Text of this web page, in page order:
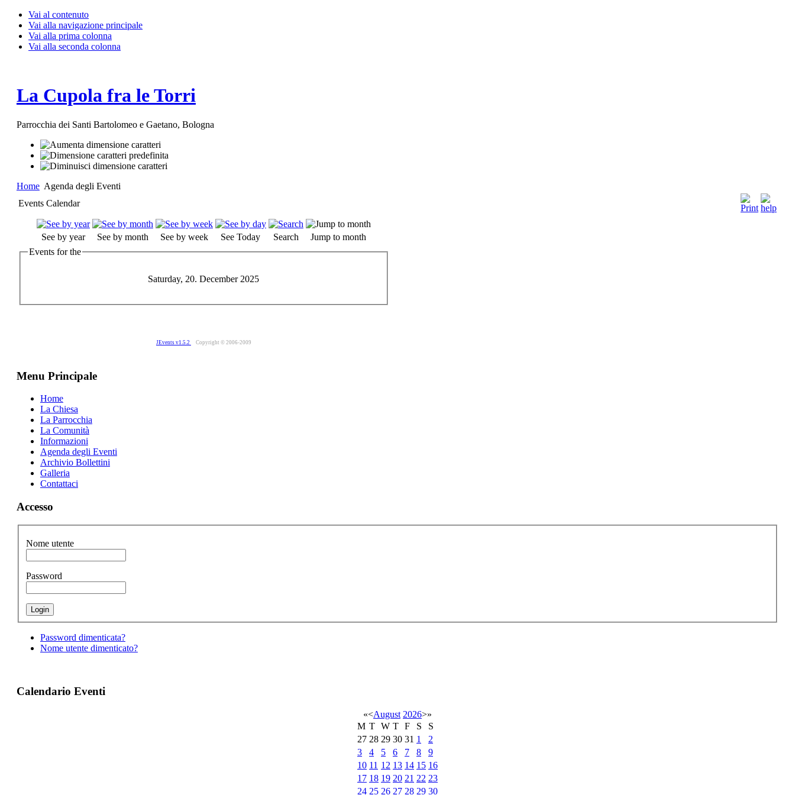
Vai al contenuto
Vai alla navigazione principale
Vai alla prima colonna
Vai alla seconda colonna
La Cupola fra le Torri
Parrocchia dei Santi Bartolomeo e Gaetano, Bologna
Home Agenda degli Eventi
Events Calendar
See by year See by month See by week See Today Search
Jump to month
Events for the
Saturday, 20. December 2025
JEvents v1.5.2 Copyright © 2006-2009
Menu Principale
Home
La Chiesa
La Parrocchia
La Comunità
Informazioni
Agenda degli Eventi
Archivio Bollettini
Galleria
Contattaci
Accesso
Nome utente
Password
Password dimenticata?
Nome utente dimenticato?
Calendario Eventi
«<August 2026>»
M T W T F S
S
27 28 29 30 31 1
2
3
4 5 6 7 8
9
10 11 12 13 14 15 16
17 18 19 20 21 22 23
24 25 26 27 28 29 30